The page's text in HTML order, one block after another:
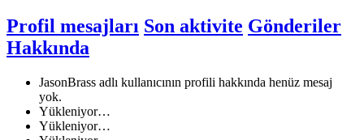
Profil mesajları Son aktivite Gönderiler
Hakkında
JasonBrass adlı kullanıcının profili hakkında henüz mesaj
yok.
Yükleniyor…
Yükleniyor…